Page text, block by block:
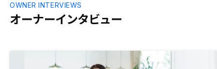
オーナーインタビュー
OWNER INTERVIEWS